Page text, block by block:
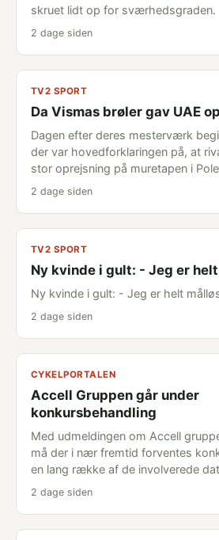
skruet lidt op for sværhedsgraden.
2 dage siden
TV2 SPORT
Da Vismas brøler gav UAE
Dagen efter deres mesterværk
der var hovedforklaringen på, at
stor oprejsning på muretapen i
2 dage siden
TV2 SPORT
Ny kvinde i gult: - Jeg er
Ny kvinde i gult: - Jeg er helt
2 dage siden
CYKELPORTALEN
Accell Gruppen går under
konkursbehandling
Med udmeldingen om Accell
må der i nær fremtid forventes
en lang række af de involverede
2 dage siden